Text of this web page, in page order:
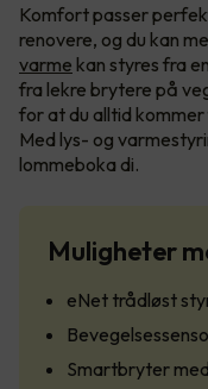
Komfort passer
renovere, og du kan
varme kan styres fra
fra lekre brytere på
for at du alltid
Med lys- og
lommeboka di.
Muligheter
eNet trådløst
Smartbryter